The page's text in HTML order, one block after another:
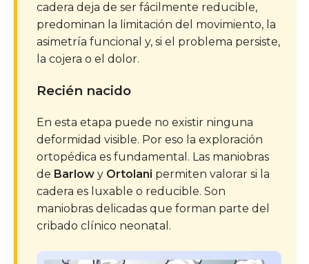
cadera deja de ser fácilmente reducible,
predominan la limitación del movimiento, la
asimetría funcional y, si el problema persiste,
la cojera o el dolor.
Recién nacido
En esta etapa puede no existir ninguna
deformidad visible. Por eso la exploración
ortopédica es fundamental. Las maniobras
de Barlow y Ortolani permiten valorar si la
cadera es luxable o reducible. Son
maniobras delicadas que forman parte del
cribado clínico neonatal.